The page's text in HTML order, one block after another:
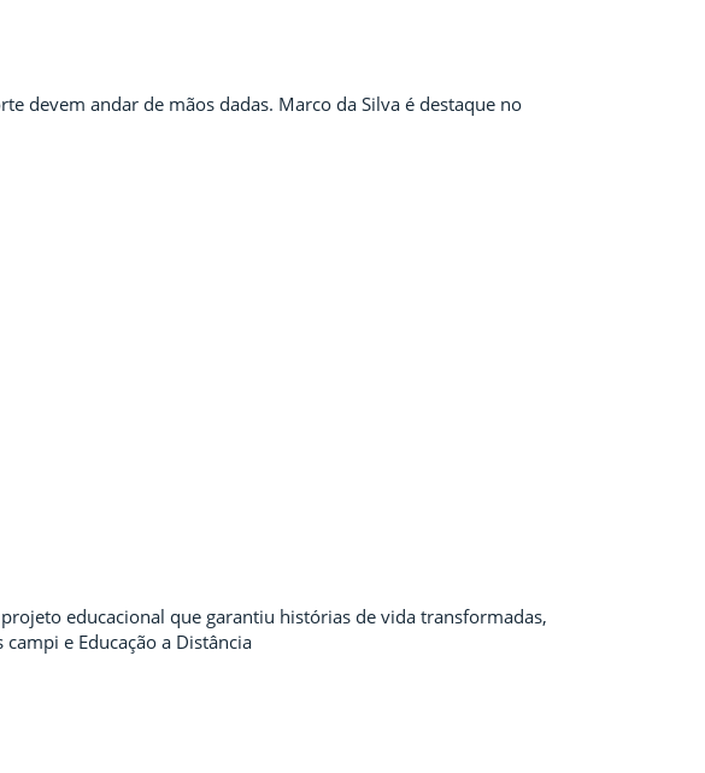
devem andar de mãos dadas. Marco da Silva é destaque no
educacional que garantiu histórias de vida transformadas,
e Educação a Distância